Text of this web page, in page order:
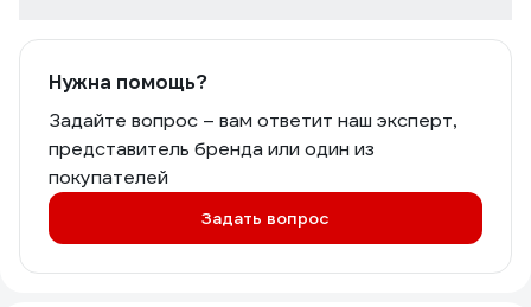
Нужна помощь?
Задайте вопрос – вам ответит наш эксперт,
представитель бренда или один из
покупателей
Задать вопрос